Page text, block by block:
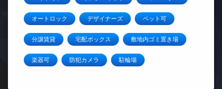
オートロック デザイナーズ ペット可
分譲賃貸 宅配ボックス 敷地内ゴミ置き場
楽器可 防犯カメラ 駐輪場